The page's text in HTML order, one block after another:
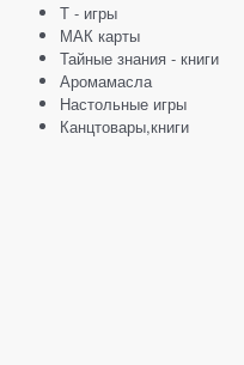
Т - игры
МАК карты
Тайные знания - книги
Аромамасла
Настольные игры
Канцтовары,книги